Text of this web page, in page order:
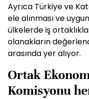
Ayrıca Türkiye ve
ele alınması ve
ülkelerde iş
olanakların
arasında yer alıyor.
Ortak
Komisyonu